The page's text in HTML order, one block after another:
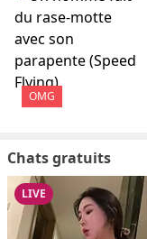
OMG
Chats gratuits